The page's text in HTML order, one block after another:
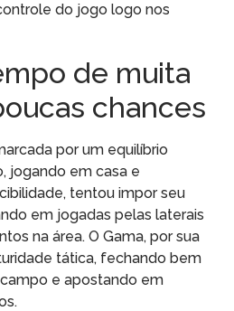
do jogo logo nos
de muita
chances
por um equilíbrio
jogando em casa e
tentou impor seu
em jogadas pelas laterais
na área. O Gama, por sua
tática, fechando bem
e apostando em